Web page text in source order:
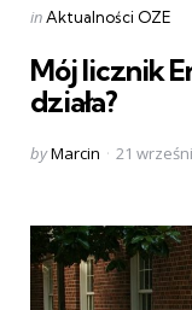
Categories
Posted
inAktualności OZE
Mój licznik
działa?
Posted
byMarcin 21